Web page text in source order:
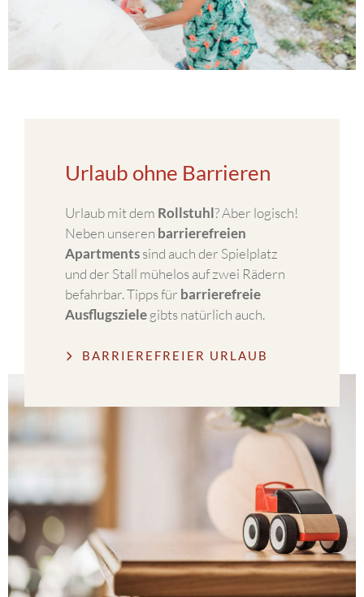
Urlaub ohne Barrieren
Urlaub mit dem Rollstuhl? Aber logisch!
Neben unseren barrierefreien
Apartmentssind auch der Spielplatz
und der Stall mühelos auf zwei Rädern
befahrbar. Tipps für barrierefreie
Ausflugszielegibts natürlich auch.
BARRIEREFREIER URLAUB